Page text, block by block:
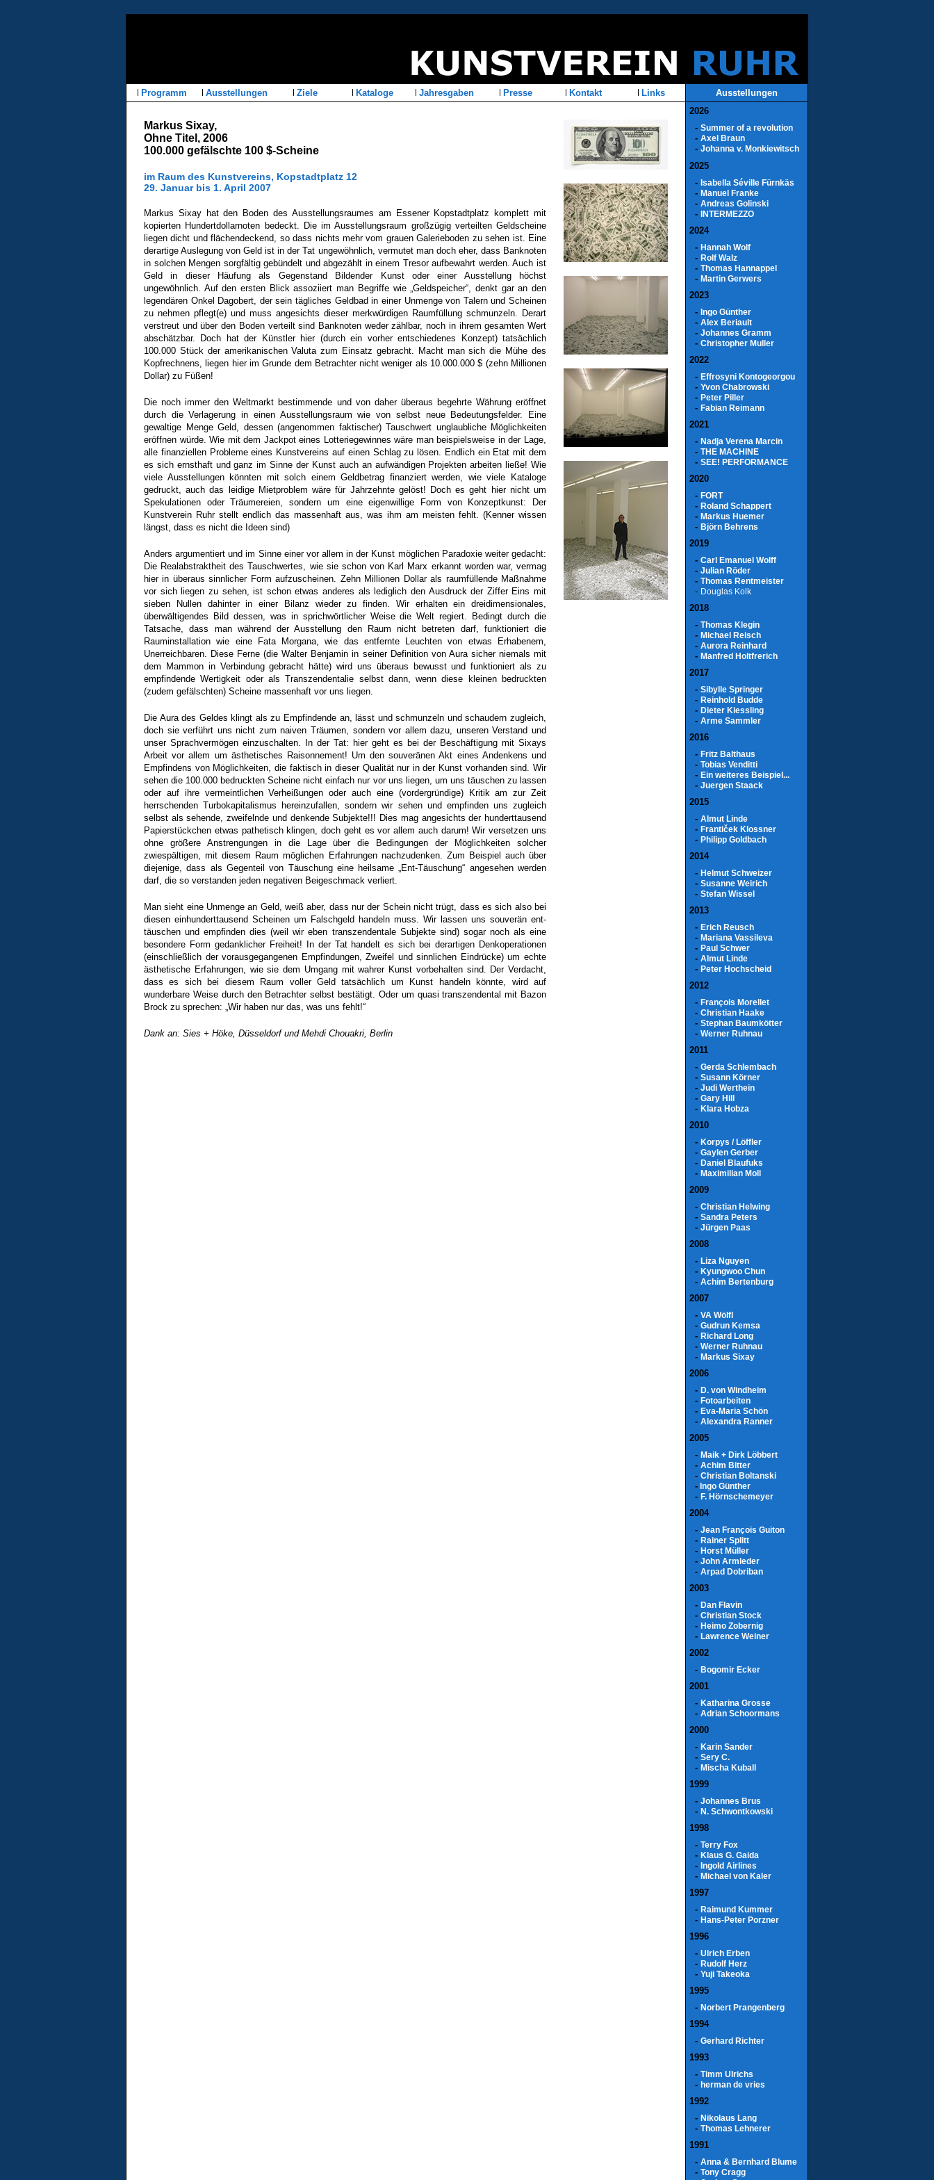
Programm Ausstellungen Ziele Kataloge Jahresgaben Presse Kontakt Links
Markus Sixay,
Ohne Titel, 2006
100.000 gefälschte 100 $-Scheine
im Raum des Kunstvereins, Kopstadtplatz 12
29. Januar bis 1. April 2007
Markus Sixay hat den Boden des Ausstellungsraumes am Essener Kopstadtplatz komplett mit
kopierten Hundertdollarnoten bedeckt. Die im Ausstellungsraum großzügig verteilten Geldscheine
liegen dicht und flächendeckend, so dass nichts mehr vom grauen Galerieboden zu sehen ist. Eine
derartige Auslegung von Geld ist in der Tat ungewöhnlich, vermutet man doch eher, dass Banknoten
in solchen Mengen sorgfältig gebündelt und abgezählt in einem Tresor aufbewahrt werden. Auch ist
Geld in dieser Häufung als Gegenstand Bildender Kunst oder einer Ausstellung höchst
ungewöhnlich. Auf den ersten Blick assoziiert man Begriffe wie „Geldspeicher“, denkt gar an den
legendären Onkel Dagobert, der sein tägliches Geldbad in einer Unmenge von Talern und Scheinen
zu nehmen pflegt(e) und muss angesichts dieser merkwürdigen Raumfüllung schmunzeln. Derart
verstreut und über den Boden verteilt sind Banknoten weder zählbar, noch in ihrem gesamten Wert
abschätzbar. Doch hat der Künstler hier (durch ein vorher entschiedenes Konzept) tatsächlich
100.000 Stück der amerikanischen Valuta zum Einsatz gebracht. Macht man sich die Mühe des
Kopfrechnens, liegen hier im Grunde dem Betrachter nicht weniger als 10.000.000 $ (zehn Millionen
Dollar) zu Füßen!
Die noch immer den Weltmarkt bestimmende und von daher überaus begehrte Währung eröffnet
durch die Verlagerung in einen Ausstellungsraum wie von selbst neue Bedeutungsfelder. Eine
gewaltige Menge Geld, dessen (angenommen faktischer) Tauschwert unglaubliche Möglichkeiten
eröffnen würde. Wie mit dem Jackpot eines Lotteriegewinnes wäre man beispielsweise in der Lage,
alle finanziellen Probleme eines Kunstvereins auf einen Schlag zu lösen. Endlich ein Etat mit dem
es sich ernsthaft und ganz im Sinne der Kunst auch an aufwändigen Projekten arbeiten ließe! Wie
viele Ausstellungen könnten mit solch einem Geldbetrag finanziert werden, wie viele Kataloge
gedruckt, auch das leidige Mietproblem wäre für Jahrzehnte gelöst! Doch es geht hier nicht um
Spekulationen oder Träumereien, sondern um eine eigenwillige Form von Konzeptkunst: Der
Kunstverein Ruhr stellt endlich das massenhaft aus, was ihm am meisten fehlt. (Kenner wissen
längst, dass es nicht die Ideen sind)
Anders argumentiert und im Sinne einer vor allem in der Kunst möglichen Paradoxie weiter gedacht:
Die Realabstraktheit des Tauschwertes, wie sie schon von Karl Marx erkannt worden war, vermag
hier in überaus sinnlicher Form aufzuscheinen. Zehn Millionen Dollar als raumfüllende Maßnahme
vor sich liegen zu sehen, ist schon etwas anderes als lediglich den Ausdruck der Ziffer Eins mit
sieben Nullen dahinter in einer Bilanz wieder zu finden. Wir erhalten ein dreidimensionales,
überwältigendes Bild dessen, was in sprichwörtlicher Weise die Welt regiert. Bedingt durch die
Tatsache, dass man während der Ausstellung den Raum nicht betreten darf, funktioniert die
Rauminstallation wie eine Fata Morgana, wie das entfernte Leuchten von etwas Erhabenem,
Unerreichbaren. Diese Ferne (die Walter Benjamin in seiner Definition von Aura sicher niemals mit
dem Mammon in Verbindung gebracht hätte) wird uns überaus bewusst und funktioniert als zu
empfindende Wertigkeit oder als Transzendentalie selbst dann, wenn diese kleinen bedruckten
(zudem gefälschten) Scheine massenhaft vor uns liegen.
Die Aura des Geldes klingt als zu Empfindende an, lässt und schmunzeln und schaudern zugleich,
doch sie verführt uns nicht zum naiven Träumen, sondern vor allem dazu, unseren Verstand und
unser Sprachvermögen einzuschalten. In der Tat: hier geht es bei der Beschäftigung mit Sixays
Arbeit vor allem um ästhetisches Raisonnement! Um den souveränen Akt eines Andenkens und
Empfindens von Möglichkeiten, die faktisch in dieser Qualität nur in der Kunst vorhanden sind. Wir
sehen die 100.000 bedruckten Scheine nicht einfach nur vor uns liegen, um uns täuschen zu lassen
oder auf ihre vermeintlichen Verheißungen oder auch eine (vordergründige) Kritik am zur Zeit
herrschenden Turbokapitalismus hereinzufallen, sondern wir sehen und empfinden uns zugleich
selbst als sehende, zweifelnde und denkende Subjekte!!! Dies mag angesichts der hunderttausend
Papierstückchen etwas pathetisch klingen, doch geht es vor allem auch darum! Wir versetzen uns
ohne größere Anstrengungen in die Lage über die Bedingungen der Möglichkeiten solcher
zwiespältigen, mit diesem Raum möglichen Erfahrungen nachzudenken. Zum Beispiel auch über
diejenige, dass als Gegenteil von Täuschung eine heilsame „Ent-Täuschung“ angesehen werden
darf, die so verstanden jeden negativen Beigeschmack verliert.
Man sieht eine Unmenge an Geld, weiß aber, dass nur der Schein nicht trügt, dass es sich also bei
diesen einhunderttausend Scheinen um Falschgeld handeln muss. Wir lassen uns souverän ent-
täuschen und empfinden dies (weil wir eben transzendentale Subjekte sind) sogar noch als eine
besondere Form gedanklicher Freiheit! In der Tat handelt es sich bei derartigen Denkoperationen
(einschließlich der vorausgegangenen Empfindungen, Zweifel und sinnlichen Eindrücke) um echte
ästhetische Erfahrungen, wie sie dem Umgang mit wahrer Kunst vorbehalten sind. Der Verdacht,
dass es sich bei diesem Raum voller Geld tatsächlich um Kunst handeln könnte, wird auf
wunderbare Weise durch den Betrachter selbst bestätigt. Oder um quasi transzendental mit Bazon
Brock zu sprechen: „Wir haben nur das, was uns fehlt!“
Dank an: Sies + Höke, Düsseldorf und Mehdi Chouakri, Berlin
Ausstellungen
2026
- Summer of a revolution
- Axel Braun
- Johanna v. Monkiewitsch
2025
- Isabella Séville Fürnkäs
- Manuel Franke
- Andreas Golinski
- INTERMEZZO
2024
- Hannah Wolf
- Rolf Walz
- Thomas Hannappel
- Martin Gerwers
2023
- Ingo Günther
- Alex Beriault
- Johannes Gramm
- Christopher Muller
2022
- Effrosyni Kontogeorgou
- Yvon Chabrowski
- Peter Piller
- Fabian Reimann
2021
- Nadja Verena Marcin
- THE MACHINE
- SEE! PERFORMANCE
2020
- FORT
- Roland Schappert
- Markus Huemer
- Björn Behrens
2019
- Carl Emanuel Wolff
- Julian Röder
- Thomas Rentmeister
- Douglas Kolk
2018
- Thomas Klegin
- Michael Reisch
- Aurora Reinhard
- Manfred Holtfrerich
2017
- Sibylle Springer
- Reinhold Budde
- Dieter Kiessling
- Arme Sammler
2016
- Fritz Balthaus
- Tobias Venditti
- Ein weiteres Beispiel...
- Juergen Staack
2015
- Almut Linde
- Frantiček Klossner
- Philipp Goldbach
2014
- Helmut Schweizer
- Susanne Weirich
- Stefan Wissel
2013
- Erich Reusch
- Mariana Vassileva
- Paul Schwer
- Almut Linde
- Peter Hochscheid
2012
- François Morellet
- Christian Haake
- Stephan Baumkötter
- Werner Ruhnau
2011
- Gerda Schlembach
- Susann Körner
- Judi Werthein
- Gary Hill
- Klara Hobza
2010
- Korpys / Löffler
- Gaylen Gerber
- Daniel Blaufuks
- Maximilian Moll
2009
- Christian Helwing
- Sandra Peters
- Jürgen Paas
2008
- Liza Nguyen
- Kyungwoo Chun
- Achim Bertenburg
2007
- VA Wölfl
- Gudrun Kemsa
- Richard Long
- Werner Ruhnau
- Markus Sixay
2006
- D. von Windheim
- Fotoarbeiten
- Eva-Maria Schön
- Alexandra Ranner
2005
- Maik + Dirk Löbbert
- Achim Bitter
- Christian Boltanski
- Ingo Günther
- F. Hörnschemeyer
2004
- Jean François Guiton
- Rainer Splitt
- Horst Müller
- John Armleder
- Arpad Dobriban
2003
- Dan Flavin
- Christian Stock
- Heimo Zobernig
- Lawrence Weiner
2002
- Bogomir Ecker
2001
- Katharina Grosse
- Adrian Schoormans
2000
- Karin Sander
- Sery C.
- Mischa Kuball
1999
- Johannes Brus
- N. Schwontkowski
1998
- Terry Fox
- Klaus G. Gaida
- Ingold Airlines
- Michael von Kaler
1997
- Raimund Kummer
- Hans-Peter Porzner
1996
- Ulrich Erben
- Rudolf Herz
- Yuji Takeoka
1995
- Norbert Prangenberg
1994
- Gerhard Richter
1993
- Timm Ulrichs
- herman de vries
1992
- Nikolaus Lang
- Thomas Lehnerer
1991
- Anna & Bernhard Blume
- Tony Cragg